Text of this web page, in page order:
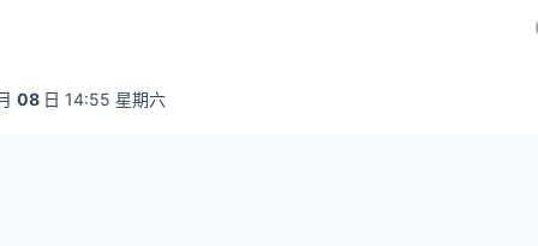
08 日 14:55 星期六